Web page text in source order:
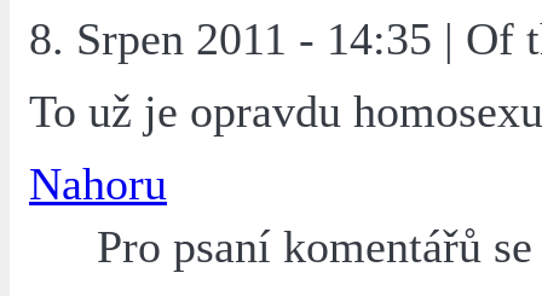
8. Srpen 2011 - 14:35 | Of
To už je opravdu
Nahoru
Pro psaní komentářů